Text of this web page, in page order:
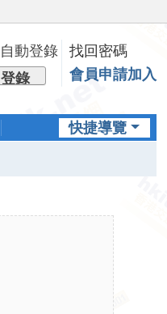
自動登錄
找回密碼
登錄 會員申請加入
快捷導覽